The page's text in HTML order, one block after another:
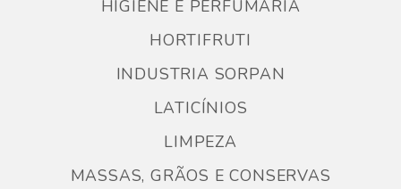
HIGIENE E PERFUMARIA
HORTIFRUTI
INDUSTRIA SORPAN
LATICÍNIOS
LIMPEZA
MASSAS, GRÃOS E CONSERVAS